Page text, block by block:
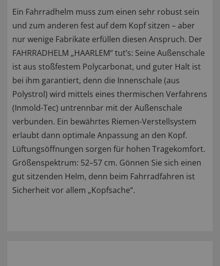
Ein Fahrradhelm muss zum einen sehr robust sein
und zum anderen fest auf dem Kopf sitzen – aber
nur wenige Fabrikate erfüllen diesen Anspruch. Der
FAHRRADHELM „HAARLEM“ tut’s: Seine Außenschale
ist aus stoßfestem Polycarbonat, und guter Halt ist
bei ihm garantiert, denn die Innenschale (aus
Polystrol) wird mittels eines thermischen Verfahrens
(Inmold-Tec) untrennbar mit der Außenschale
verbunden. Ein bewährtes Riemen-Verstellsystem
erlaubt dann optimale Anpassung an den Kopf.
Lüftungsöffnungen sorgen für hohen Tragekomfort.
Größenspektrum: 52–57 cm. Gönnen Sie sich einen
gut sitzenden Helm, denn beim Fahrradfahren ist
Sicherheit vor allem „Kopfsache“.